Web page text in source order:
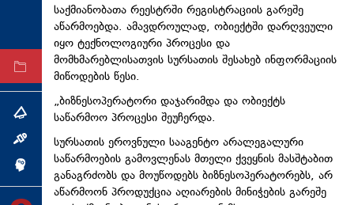
ტექნოლოგიები
ტაბლოიდი
თემა
ინტერვიუ
საქმიანობათა რეესტრში რეგისტრაციის გარეშე
აწარმოებდა. ამავდროულად, ობიექტში დარღვეული
იყო ტექნოლოგიური პროცესი და
მომხმარებლისათვის სურსათის შესახებ ინფორმაციის
მიწოდების წესი.
„ბიზნესოპერატორი დაჯარიმდა და ობიექტს
საწარმოო პროცესი შეუჩერდა.
სურსათის ეროვნული სააგენტო არალეგალური
საწარმოების გამოვლენას მთელი ქვეყნის მასშტაბით
განაგრძობს და მოუწოდებს ბიზნესოპერატორებს, არ
აწარმოონ პროდუქცია აღიარების მინიჭების გარეშე